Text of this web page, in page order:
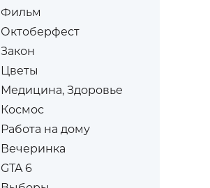
Фильм
Октоберфест
Закон
Цветы
Медицина, Здоровье
Космос
Работа на дому
Вечеринка
GTA 6